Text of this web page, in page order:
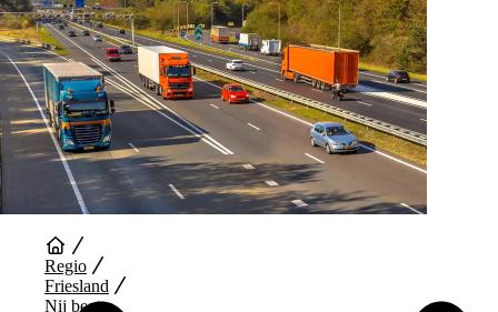
Auto Diensten
Regio
Friesland
Nij beets